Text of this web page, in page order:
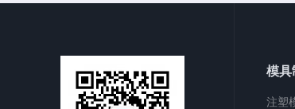
模具
注塑